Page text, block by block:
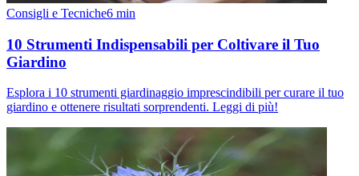
Consigli e Tecniche6 min
10 Strumenti Indispensabili per Coltivare il Tuo
Giardino
Esplora i 10 strumenti giardinaggio imprescindibili per curare il tuo
giardino e ottenere risultati sorprendenti. Leggi di più!